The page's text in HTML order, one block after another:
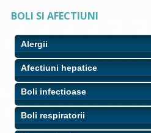
BOLI SI AFECTIUNI
Alergii
Afectiuni hepatice
Boli infectioase
Boli respiratorii